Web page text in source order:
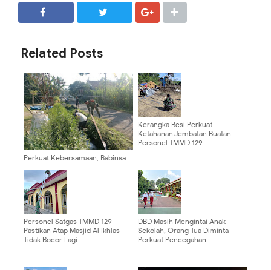
Related Posts
Perkuat Kebersamaan, Babinsa
Bersihkan Lingkungan Jalan
Dusun
Kerangka Besi Perkuat
Ketahanan Jembatan Buatan
Personel TMMD 129
Personel Satgas TMMD 129
Pastikan Atap Masjid Al Ikhlas
Tidak Bocor Lagi
DBD Masih Mengintai Anak
Sekolah, Orang Tua Diminta
Perkuat Pencegahan